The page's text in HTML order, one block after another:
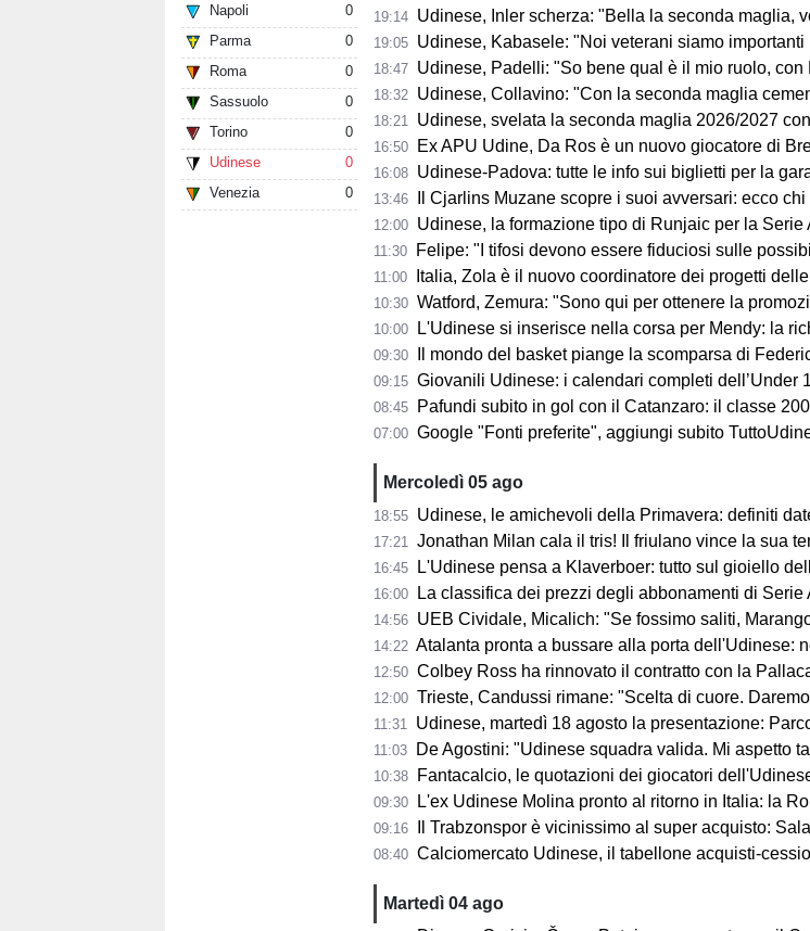
Napoli
0
Parma
0
Roma
0
Sassuolo
0
Torino
0
Udinese
0
Venezia
0
19:14 Udinese, Inler scherza: "Bella la seconda maglia,
19:05 Udinese, Kabasele: "Noi veterani siamo importanti
18:47 Udinese, Padelli: "So bene qual è il mio ruolo, con Runjaic 94
18:32 Udinese, Collavino: "Con la seconda maglia cementifichiamo il
18:21 Udinese, svelata la seconda maglia 2026/2027 con dettagli
16:50 Ex APU Udine, Da Ros è un nuovo giocatore di
16:08 Udinese-Padova: tutte le info sui biglietti per la gara di
13:46 Il Cjarlins Muzane scopre i suoi avversari: ecco
12:00 Udinese, la formazione tipo di Runjaic per la Serie
11:30 Felipe: "I tifosi devono essere fiduciosi sulle possibilità dell'Udinese, Runjaic ha
11:00 Italia, Zola è il nuovo coordinatore dei progetti delle
10:30 Watford, Zemura: "Sono qui per ottenere la promozione in
10:00 L'Udinese si inserisce nella corsa per Mendy: la richiesta del
09:30 Il mondo del basket piange la scomparsa di Federico Franceschin: il cordoglio della
09:15 Giovanili Udinese: i calendari completi dell’Under
08:45 Pafundi subito in gol con il Catanzaro: il classe 2006 segna nell'amichevole
07:00 Google "Fonti preferite", aggiungi subito TuttoUdinese e
Mercoledì 05 ago
18:55 Udinese, le amichevoli della Primavera: definiti
17:21 Jonathan Milan cala il tris! Il friulano vince la sua terza tappa al
16:45 L'Udinese pensa a Klaverboer: tutto sul gioiello
16:00 La classifica dei prezzi degli abbonamenti di Serie A: l'Udinese
14:56 UEB Cividale, Micalich: "Se fossimo saliti, Marangon sarebbe rimasto e avrei
14:22 Atalanta pronta a bussare alla porta dell'Udinese: nel mirino
12:50 Colbey Ross ha rinnovato il contratto con la
12:00 Trieste, Candussi rimane: "Scelta di cuore. Daremo
11:31 Udinese, martedì 18 agosto la presentazione: Parco Moretti
11:03 De Agostini: "Udinese squadra valida. Mi aspetto tanto da Miller
10:38 Fantacalcio, le quotazioni dei giocatori dell'Udinese nella
09:30 L'ex Udinese Molina pronto al ritorno in Italia: la Roma
09:16 Il Trabzonspor è vicinissimo al super acquisto: Salah è
08:40 Calciomercato Udinese, il tabellone acquisti-cessioni:
Martedì 04 ago